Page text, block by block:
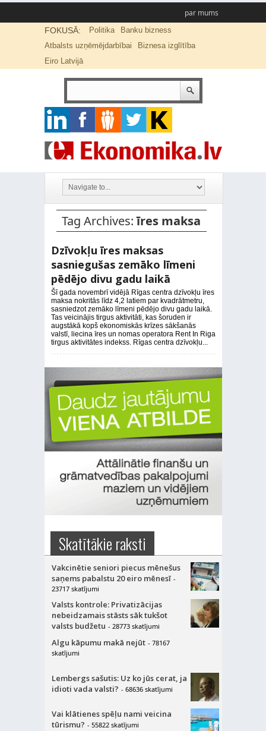
par mums
FOKUSĀ: Politika
Banku bizness
Atbalsts uzņēmējdarbībai
Biznesa izglītība
Eiro Latvijā
Tag Archives:īres maksa
Dzīvokļu īres maksas
sasniegušas zemāko līmeni
pēdējo divu gadu laikā
Šī gada novembrī vidējā Rīgas centra dzīvokļu īres
maksa nokritās līdz 4,2 latiem par kvadrātmetru,
sasniedzot zemāko līmeni pēdējo divu gadu laikā.
Tas veicinājis tirgus aktivitāti, kas šoruden ir
augstākā kopš ekonomiskās krīzes sākšanās
valstī, liecina īres un nomas operatora Rent In Riga
tirgus aktivitātes indekss. Rīgas centra dzīvokļu...
Skatītākie raksti
Vakcinētie seniori piecus mēnešus
saņems pabalstu 20 eiro mēnesī -
23717 skatījumi
Valsts kontrole: Privatizācijas
nebeidzamais stāsts sāk tukšot
valsts budžetu - 28773 skatījumi
Algu kāpumu makā nejūt - 78167
skatījumi
Lembergs sašutis: Uz ko jūs cerat, ja
idioti vada valsti? - 68636 skatījumi
Vai klātienes spēļu nami veicina
tūrismu? - 55822 skatījumi